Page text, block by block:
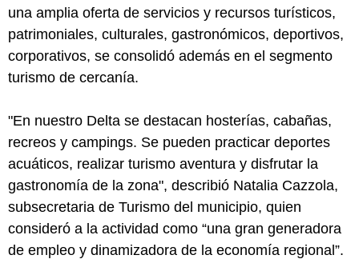
una amplia oferta de servicios y recursos turísticos,
patrimoniales, culturales, gastronómicos, deportivos,
corporativos, se consolidó además en el segmento
turismo de cercanía.
"En nuestro Delta se destacan hosterías, cabañas,
recreos y campings. Se pueden practicar deportes
acuáticos, realizar turismo aventura y disfrutar la
gastronomía de la zona", describió Natalia Cazzola,
subsecretaria de Turismo del municipio, quien
consideró a la actividad como “una gran generadora
de empleo y dinamizadora de la economía regional”.